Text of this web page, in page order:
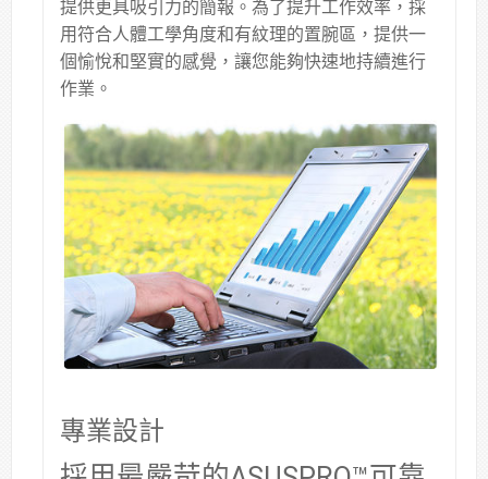
提供更具吸引力的簡報。為了提升工作效率，採
用符合人體工學角度和有紋理的置腕區，提供一
個愉悅和堅實的感覺，讓您能夠快速地持續進行
作業。
專業設計